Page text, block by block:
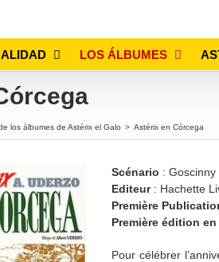
LOS ÁLBUMES
los álbumes de Astérix el Galo > Astérix en Córcega
Scénario : Goscinny
Editeur: Hachette
Première
Première édition
Pour célébrer